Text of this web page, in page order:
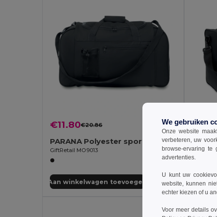
€11.80€20.86 -43%
PARANA Polyester sporttas
GiftRetail MO9013
Aan winkelwagen toevoegen Aan
We gebruiken
Onze website
verbeteren, uw
browse-ervaring te
advertenties.
U kunt uw
website, kunnen
echter kiezen of u
Voor meer details